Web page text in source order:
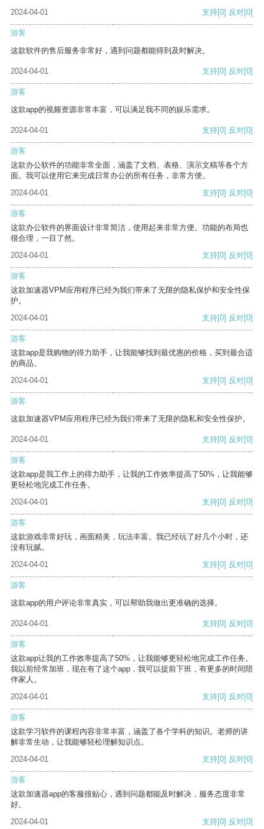
2024-04-01 支持[0] 反对[0]
游客
这款软件的售后服务非常好，遇到问题都能得到及时解决。
2024-04-01 支持[0] 反对[0]
游客
这款app的视频资源非常丰富，可以满足我不同的娱乐需求。
2024-04-01 支持[0] 反对[0]
游客
这款办公软件的功能非常全面，涵盖了文档、表格、演示文稿等各个方
面。我可以使用它来完成日常办公的所有任务，非常方便。
2024-04-01
支持[0] 反对[0]
游客
这款办公软件的界面设计非常简洁，使用起来非常方便。功能的布局也
很合理，一目了然。
2024-04-01
支持[0] 反对[0]
游客
这款加速器VPM应用程序已经为我们带来了无限的隐私保护和安全性保
护。
2024-04-01
支持[0] 反对[0]
游客
这款app是我购物的得力助手，让我能够找到最优惠的价格，买到最合适
的商品。
2024-04-01
支持[0] 反对[0]
游客
这款加速器VPM应用程序已经为我们带来了无限的隐私和安全性保护。
2024-04-01 支持[0] 反对[0]
游客
这款app是我工作上的得力助手，让我的工作效率提高了50%，让我能够
更轻松地完成工作任务。
2024-04-01
支持[0] 反对[0]
游客
这款游戏非常好玩，画面精美，玩法丰富。我已经玩了好几个小时，还
没有玩腻。
2024-04-01
支持[0] 反对[0]
游客
这款app的用户评论非常真实，可以帮助我做出更准确的选择。
2024-04-01 支持[0] 反对[0]
游客
这款app让我的工作效率提高了50%，让我能够更轻松地完成工作任务。
我以前经常加班，现在有了这个app，我可以提前下班，有更多的时间陪
伴家人。
2024-04-01
支持[0] 反对[0]
游客
这款学习软件的课程内容非常丰富，涵盖了各个学科的知识。老师的讲
解非常生动，让我能够轻松理解知识点。
2024-04-01
支持[0] 反对[0]
游客
这款加速器app的客服很贴心，遇到问题都能及时解决，服务态度非常
好。
2024-04-01
支持[0] 反对[0]